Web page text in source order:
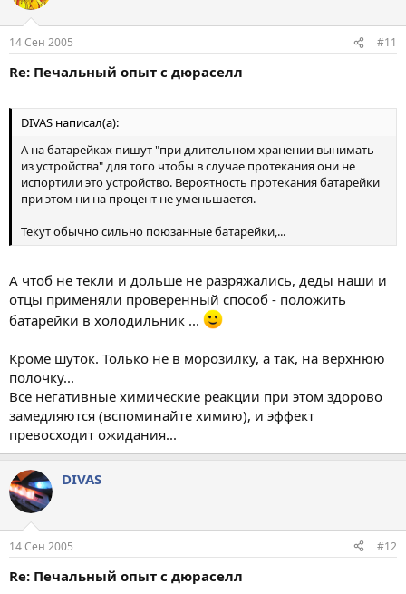
14 Сен 2005 #11
Re: Печальный опыт с дюраселл
DIVAS написал(а):
А на батарейках пишут "при длительном хранении вынимать
из устройства" для того чтобы в случае протекания они не
испортили это устройство. Вероятность протекания батарейки
при этом ни на процент не уменьшается.
Текут обычно сильно поюзанные батарейки,...
А чтоб не текли и дольше не разряжались, деды наши и
отцы применяли проверенный способ - положить
батарейки в холодильник ...
Кроме шуток. Только не в морозилку, а так, на верхнюю
полочку...
Все негативные химические реакции при этом здорово
замедляются (вспоминайте химию), и эффект
превосходит ожидания...
DIVAS
14 Сен 2005 #12
Re: Печальный опыт с дюраселл